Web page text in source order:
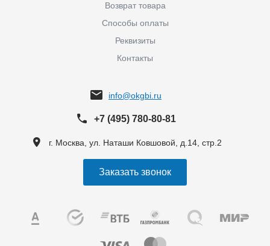
Возврат товара
Способы оплаты
Реквизиты
Контакты
info@okgbi.ru
+7 (495) 780-80-81
г. Москва, ул. Наташи Ковшовой, д.14, стр.2
Заказать звонок